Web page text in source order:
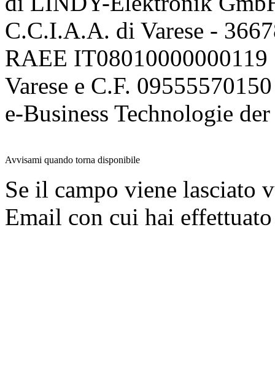
C.C.I.A.A. di Varese -
RAEE
Varese e C.F. 09555570150
e-Business Technologie
Avvisami quando torna disponibile
Se il campo viene lasciato
Email con cui hai